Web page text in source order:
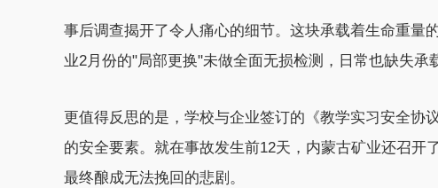
事后调查揭开了令人痛心的细节。这块承载着生命重量
业2月份的"局部更换"未做全面无损检测，日常也缺失承
更值得反思的是，学校与企业签订的《教学实习安全协
的安全要素。就在事故发生前12天，内蒙古矿业还召开
最终酿成无法挽回的悲剧。